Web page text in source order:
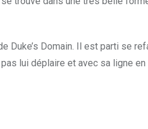
Domain. Il est parti se
lui déplaire et avec sa ligne en